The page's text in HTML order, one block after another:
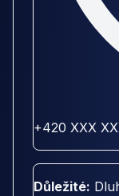
+420 XXX
Důležité: